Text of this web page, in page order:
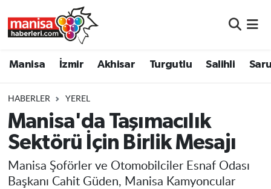
Manisa İzmir Akhisar Turgutlu Salihli
HABERLER YEREL
Manisa'da Taşımacılık
Sektörü İçin Birlik Mesajı
Manisa Şoförler ve Otomobilciler Esnaf Odası
Başkanı Cahit Güden, Manisa Kamyoncular
Turgutlu
Salihli
Manisa Nöbetçi Eczaneler
Manisa Trafik Yoğunluk Haritası
Süper Lig Puan Durumu ve Fikstür